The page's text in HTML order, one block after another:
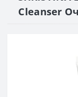
Cleanser